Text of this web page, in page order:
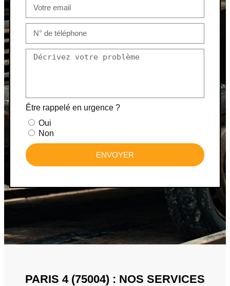
Être rappelé en urgence ?
Oui
Non
ENVOYER
PARIS 4 (75004) : NOS SERVICES